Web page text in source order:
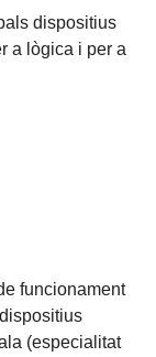
dispositius
a lògica i per a
funcionament
(especialitat